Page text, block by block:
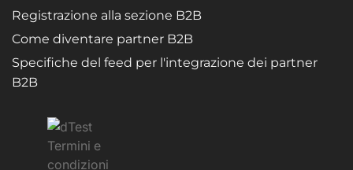
Registrazione alla sezione B2B
Come diventare partner B2B
Specifiche del feed per l'integrazione dei partner
B2B